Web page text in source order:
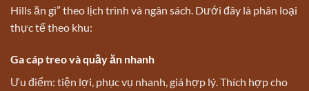
Hills ăn gì” theo lịch trình và ngân sách. Dưới đây là phân loại
thực tế theo khu:
Ga cáp treo và quầy ăn nhanh
Ưu điểm: tiện lợi, phục vụ nhanh, giá hợp lý. Thích hợp cho